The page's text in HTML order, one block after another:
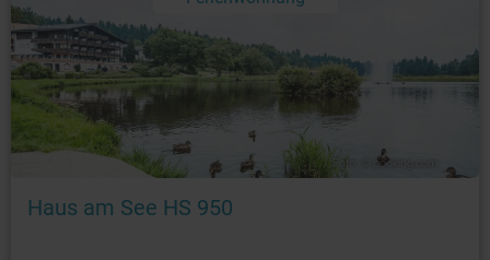
Foto: © booking.com
Haus am See HS 950